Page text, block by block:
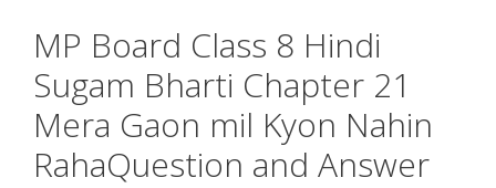
MP Board Class 8 Hindi
Sugam Bharti Chapter 21
Mera Gaon mil Kyon Nahin
RahaQuestion and Answer